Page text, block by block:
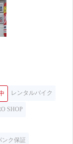
レンタルバイク
SHOP
ンク保証